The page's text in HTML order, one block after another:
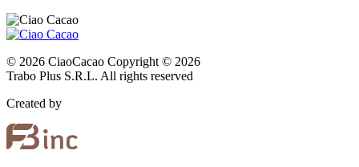
© 2026 CiaoCacao Copyright © 2026
Trabo Plus S.R.L. All rights reserved
Created by